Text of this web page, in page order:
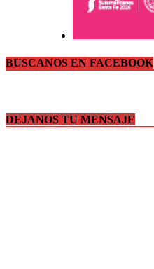
BUSCANOS EN FACEBOOK
DEJANOS TU MENSAJE